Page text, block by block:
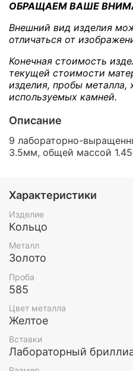
ОБРАЩАЕМ ВАШЕ
Внешний вид изделия
отличаться от
Конечная стоимость
текущей стоимости
изделия, пробы металла,
используемых камней.
Описание
9 лабораторно-
3.5мм, общей массой
Характеристики
Изделие
Кольцо
Металл
Золото
Проба
585
Цвет металла
Желтое
Вставки
Лабораторный